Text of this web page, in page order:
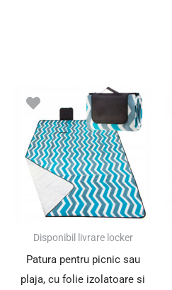
Disponibil livrare locker
Patura pentru picnic sau
plaja, cu folie izolatoare si